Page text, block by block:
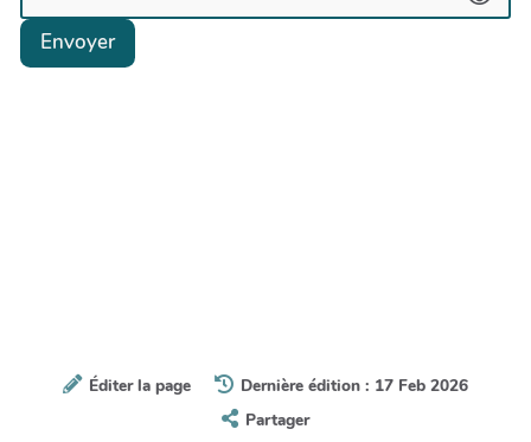
Envoyer
Éditer la page
Dernière édition : 17 Feb 2026
Partager